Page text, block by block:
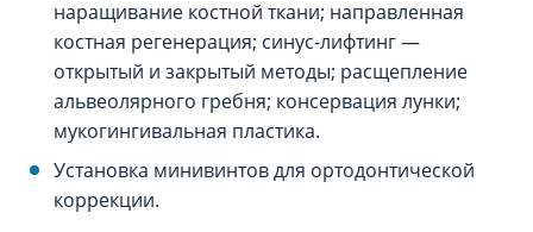
наращивание костной ткани; направленная
костная регенерация; синус-лифтинг —
открытый и закрытый методы; расщепление
альвеолярного гребня; консервация лунки;
мукогингивальная пластика.
Установка минивинтов для ортодонтической
коррекции.